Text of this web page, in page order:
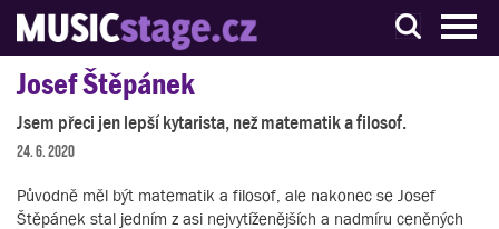
S muzikanty pro muzikanty
Josef Štěpánek
Jsem přeci jen lepší kytarista, než matematik a filosof.
24. 6. 2020
Původně měl být matematik a filosof, ale nakonec se Josef
Štěpánek stal jedním z asi nejvytíženějších a nadmíru ceněných